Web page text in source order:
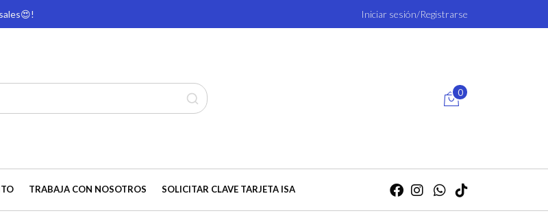
😍! Iniciar sesión/Registrarse
0
TRABAJA CON NOSOTROS SOLICITAR CLAVE TARJETA ISA